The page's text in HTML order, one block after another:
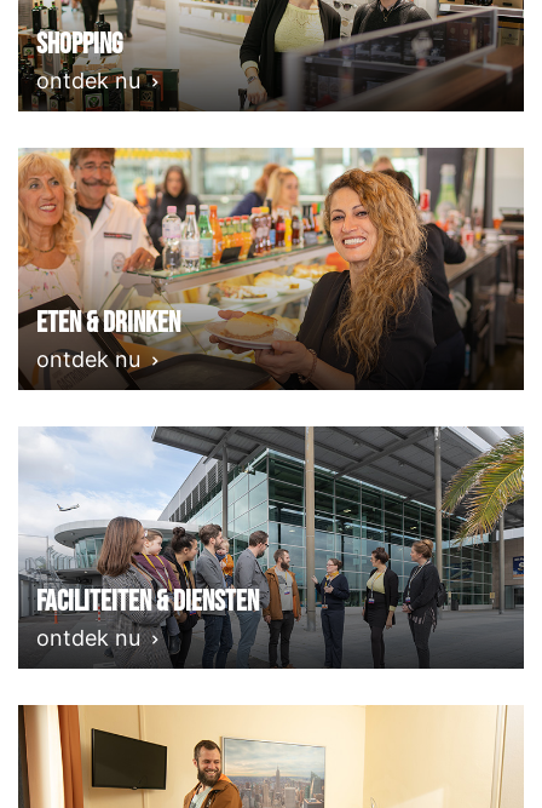
Shopping
ontdek nu
Eten & Drinken
ontdek nu
Faciliteiten & Diensten
ontdek nu